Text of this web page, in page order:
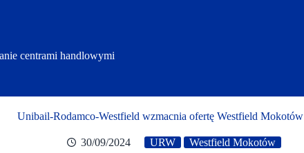
centrami handlowymi
Unibail-Rodamco-Westfield wzmacnia ofertę Westfield Mokotów
30/09/2024 URW Westfield Mokotów